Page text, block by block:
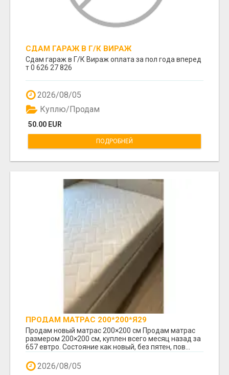
СДАМ ГАРАЖ В Г/К ВИРАЖ
Сдам гараж в Г/К Вираж оплата за пол года вперед
т 0 626 27 826
2026/08/05
50.00 EUR
Куплю/Продам
ПОДРОБНЕЙ
ПРОДАМ МАТРАС 200*200*Я29
Продам новый матрас 200×200 см Продам матрас
размером 200×200 см, куплен всего месяц назад за
657 евтро. Состояние как новый, без пятен, пов...
2026/08/05